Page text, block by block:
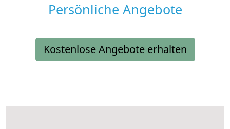
Persönliche Angebote
Kostenlose Angebote erhalten